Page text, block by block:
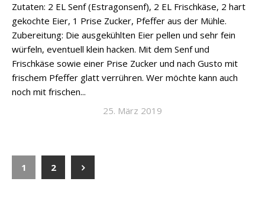
Zutaten: 2 EL Senf (Estragonsenf), 2 EL Frischkäse, 2 hart
gekochte Eier, 1 Prise Zucker, Pfeffer aus der Mühle.
Zubereitung: Die ausgekühlten Eier pellen und sehr fein
würfeln, eventuell klein hacken. Mit dem Senf und
Frischkäse sowie einer Prise Zucker und nach Gusto mit
frischem Pfeffer glatt verrühren. Wer möchte kann auch
noch mit frischen...
25. März 2019
1 2